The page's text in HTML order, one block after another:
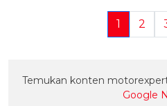
1 2
Temukan konten
Google